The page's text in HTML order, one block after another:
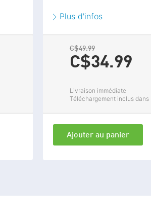
Plus d'infos
C$49.99
C$34.99
Livraison immédiate
Téléchargement inclus dans
Ajouter au panier